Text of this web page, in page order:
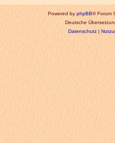
Powered byphpBB® Forum
Deutsche
Datenschutz|